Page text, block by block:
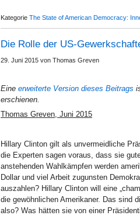
Kategorie The State of American Democracy:
Die Rolle der US-
29. Juni 2015 von Thomas Greven
Eine erweiterte Version dieses Beitrags
erschienen.
Thomas Greven, Juni 2015
Hillary Clinton gilt als unvermeidliche
die Experten sagen voraus, dass sie
anstehenden Wahlkämpfen werden
Dollar und viel Arbeit zugunsten
auszahlen? Hillary Clinton will eine
die gewöhnlichen Amerikaner. Das sind
also? Was hätten sie von einer